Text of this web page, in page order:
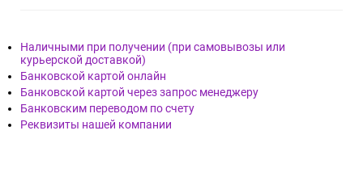
Наличными при получении (при самовывозы или
курьерской доставкой)
Банковской картой онлайн
Банковской картой через запрос менеджеру
Банковским переводом по счету
Реквизиты нашей компании